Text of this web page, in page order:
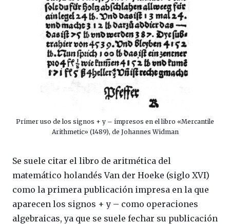
Primer uso de los signos + y – impresos en el libro «Mercantile
Arithmetic» (1489), de Johannes Widman
Se suele citar el libro de aritmética del
matemático holandés Van der Hoeke (siglo XVI)
como la primera publicación impresa en la que
aparecen los signos + y – como operaciones
algebraicas, ya que se suele fechar su publicación